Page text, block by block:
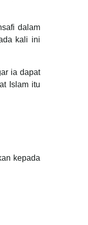
dalam
kali ini
ia dapat
Islam itu